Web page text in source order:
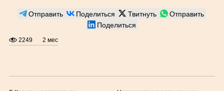
Отправить Поделиться Твитнуть
Отправить
Поделиться
2249 2 мес